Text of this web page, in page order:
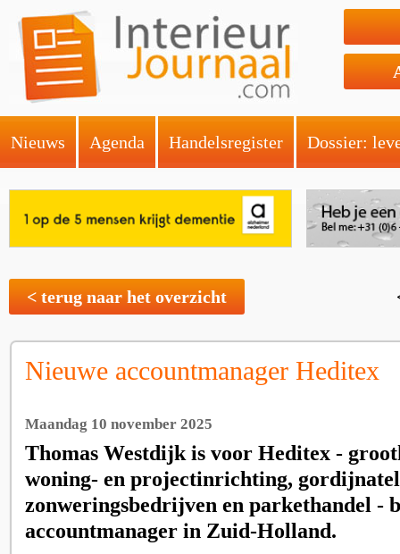
Nieuws Agenda Handelsregister Dossier:
< terug naar het overzicht
Nieuwe accountmanager Heditex
Maandag 10 november 2025
Thomas Westdijk is voor Heditex -
woning- en projectinrichting,
zonweringsbedrijven en parkethandel -
accountmanager in Zuid-Holland.